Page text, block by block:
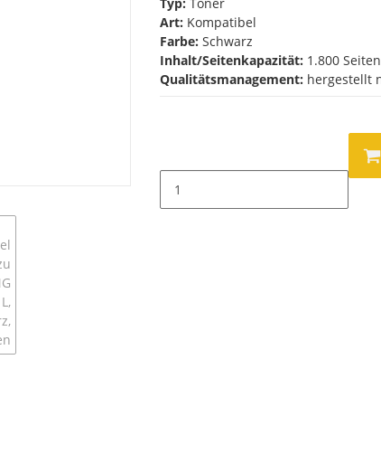
Art: Kompatibel
Farbe: Schwarz
Inhalt/Seitenkapazität: 1.800
Qualitätsmanagement: hergestellt